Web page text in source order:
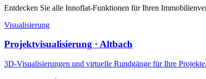
Entdecken Sie alle Innoflat-Funktionen für Ihren
Visualisierung
Projektvisualisierung · Altbach
3D-Visualisierungen und virtuelle Rundgänge für Ihre